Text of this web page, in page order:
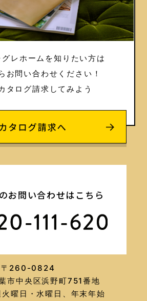
レホームを知りたい方は
お問い合わせください！
タログ請求してみよう
お問い合わせはこちら
〒260-0824
市中央区浜野町751番地
火曜日・水曜日、年末年始